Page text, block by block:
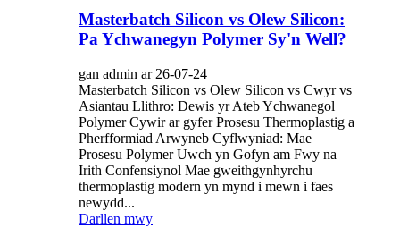
Masterbatch Silicon vs Olew Silicon:
Pa Ychwanegyn Polymer Sy'n Well?
gan admin ar 26-07-24
Masterbatch Silicon vs Olew Silicon vs Cwyr vs
Asiantau Llithro: Dewis yr Ateb Ychwanegol
Polymer Cywir ar gyfer Prosesu Thermoplastig a
Pherfformiad Arwyneb Cyflwyniad: Mae
Prosesu Polymer Uwch yn Gofyn am Fwy na
Irith Confensiynol Mae gweithgynhyrchu
thermoplastig modern yn mynd i mewn i faes
newydd...
Darllen mwy